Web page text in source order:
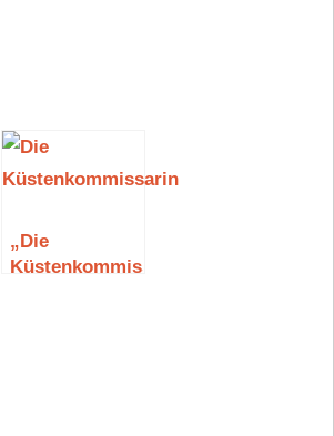
„Die
Küstenkommissarin: